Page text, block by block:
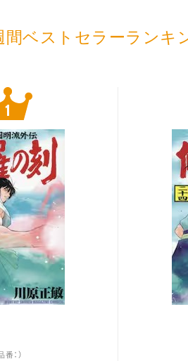
間ベストセラーランキ
番：）